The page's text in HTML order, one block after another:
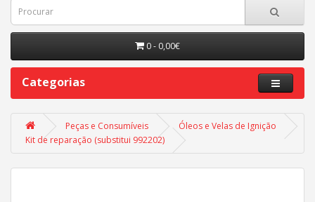
0 - 0,00€
Categorias
Peças e Consumíveis
Óleos e Velas de Ignição
Kit de reparação (substitui 992202)